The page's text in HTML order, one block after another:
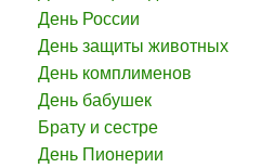
День России
День защиты животных
День комплименов
День бабушек
Брату и сестре
День Пионерии